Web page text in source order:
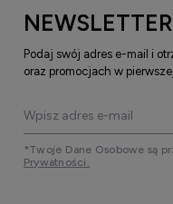
NEWSLETTER
Podaj swój adres e-mail i
oraz promocjach w
*Twoje Dane Osobowe są
Prywatności.